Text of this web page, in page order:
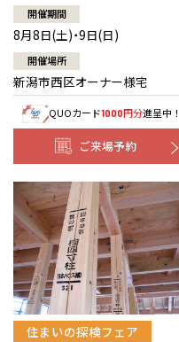
開催期間
8月8日(土)・9日(日)
開催場所
新潟市西区オーナー様宅
QUOカード1000円分進呈中！
ご来場予約
住まいの探検フェア